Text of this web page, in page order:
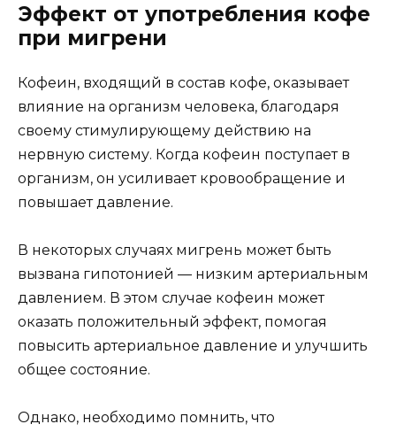
Эффект от употребления кофе
при мигрени
Кофеин, входящий в состав кофе, оказывает
влияние на организм человека, благодаря
своему стимулирующему действию на
нервную систему. Когда кофеин поступает в
организм, он усиливает кровообращение и
повышает давление.
В некоторых случаях мигрень может быть
вызвана гипотонией — низким артериальным
давлением. В этом случае кофеин может
оказать положительный эффект, помогая
повысить артериальное давление и улучшить
общее состояние.
Однако, необходимо помнить, что